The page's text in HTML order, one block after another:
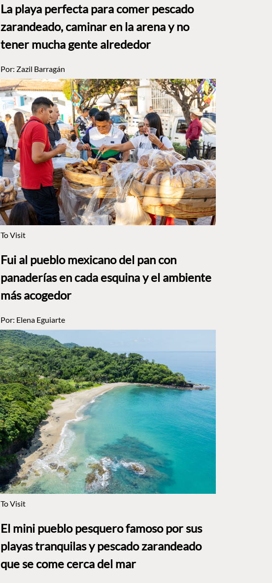
La playa perfecta para comer pescado
zarandeado, caminar en la arena y no
tener mucha gente alrededor
Por: Zazil Barragán
To Visit
Fui al pueblo mexicano del pan con
panaderías en cada esquina y el ambiente
más acogedor
Por: Elena Eguiarte
To Visit
El mini pueblo pesquero famoso por sus
playas tranquilas y pescado zarandeado
que se come cerca del mar